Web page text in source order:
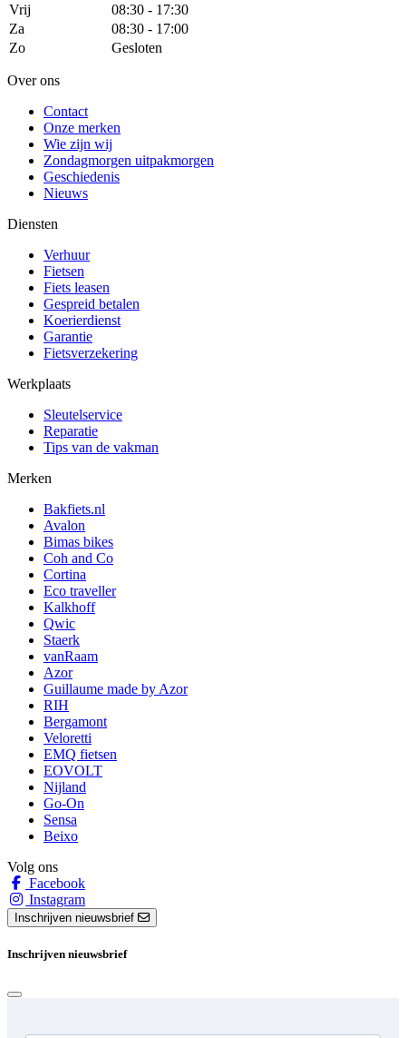
Vrij
08:30 - 17:30
Za
08:30 - 17:00
Zo
Gesloten
Over ons
Contact
Onze merken
Wie zijn wij
Zondagmorgen uitpakmorgen
Geschiedenis
Nieuws
Diensten
Verhuur
Fietsen
Fiets leasen
Gespreid betalen
Koerierdienst
Garantie
Fietsverzekering
Werkplaats
Sleutelservice
Reparatie
Tips van de vakman
Merken
Bakfiets.nl
Avalon
Bimas bikes
Coh and Co
Cortina
Eco traveller
Kalkhoff
Qwic
Staerk
vanRaam
Azor
Guillaume made by Azor
RIH
Bergamont
Veloretti
EMQ fietsen
EOVOLT
Nijland
Go-On
Sensa
Beixo
Volg ons
Facebook
Instagram
Inschrijven nieuwsbrief
Inschrijven nieuwsbrief